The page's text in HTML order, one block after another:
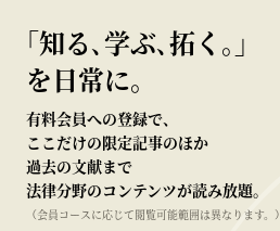
｢知る､学ぶ､拓く｡｣
を日常に。
有料会員への登録で、
ここだけの限定記事のほか
過去の文献まで
法律分野のコンテンツが読み放題。
（会員コースに応じて閲覧可能範囲は異なります。）